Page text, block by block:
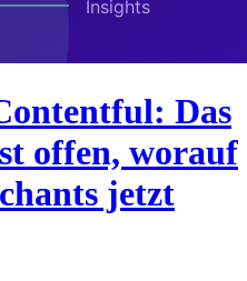
Das
offen, worauf
jetzt